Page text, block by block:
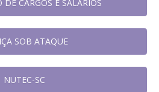
CARGOS E SALÁRIOS
SOB ATAQUE
NUTEC-SC